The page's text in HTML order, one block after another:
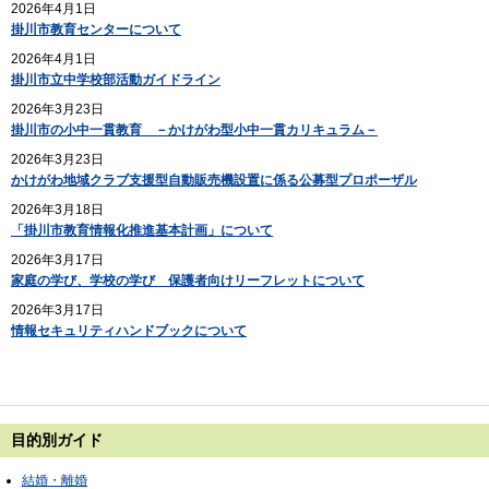
2026年4月1日
掛川市教育センターについて
2026年4月1日
掛川市立中学校部活動ガイドライン
2026年3月23日
掛川市の小中一貫教育 －かけがわ型小中一貫カリキュラム－
2026年3月23日
かけがわ地域クラブ支援型自動販売機設置に係る公募型プロポーザル
2026年3月18日
「掛川市教育情報化推進基本計画」について
2026年3月17日
家庭の学び、学校の学び 保護者向けリーフレットについて
2026年3月17日
情報セキュリティハンドブックについて
目的別ガイド
結婚・離婚